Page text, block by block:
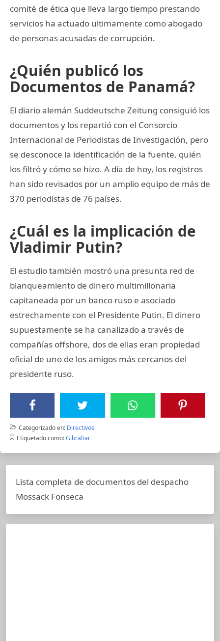
comité de ética que lleva largo tiempo prestando
servicios ha actuado ultimamente como abogado
de personas acusadas de corrupción.
¿Quién publicó los
Documentos de Panamá?
El diario alemán Suddeutsche Zeitung consiguió los
documentos y los repartió con el Consorcio
Internacional de Periodistas de Investigación, pero
se desconoce la identificación de la fuente, quién
los filtró y cómo se hizo. A día de hoy, los registros
han sido revisados por un amplio equipo de más de
370 periodistas de 76 países.
¿Cuál es la implicación de
Vladimir Putin?
El estudio también mostró una presunta red de
blanqueamiento de dinero multimillonaria
capitaneada por un banco ruso e asociado
estrechamente con el Presidente Putin. El dinero
supuestamente se ha canalizado a través de
compañías offshore, dos de ellas eran propiedad
oficial de uno de los amigos más cercanos del
presidente ruso.
Categorizado en: Directivos
Etiquetado como: Gibraltar
Lista completa de documentos del despacho
Mossack Fonseca